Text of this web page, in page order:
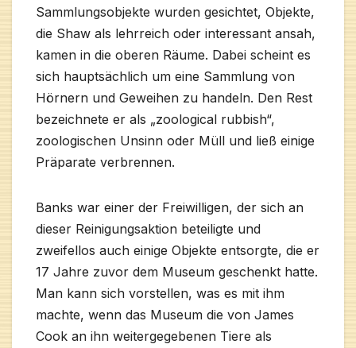
Sammlungsobjekte wurden gesichtet, Objekte,
die Shaw als lehrreich oder interessant ansah,
kamen in die oberen Räume. Dabei scheint es
sich hauptsächlich um eine Sammlung von
Hörnern und Geweihen zu handeln. Den Rest
bezeichnete er als „zoological rubbish“,
zoologischen Unsinn oder Müll und ließ einige
Präparate verbrennen.
Banks war einer der Freiwilligen, der sich an
dieser Reinigungsaktion beteiligte und
zweifellos auch einige Objekte entsorgte, die er
17 Jahre zuvor dem Museum geschenkt hatte.
Man kann sich vorstellen, was es mit ihm
machte, wenn das Museum die von James
Cook an ihn weitergegebenen Tiere als